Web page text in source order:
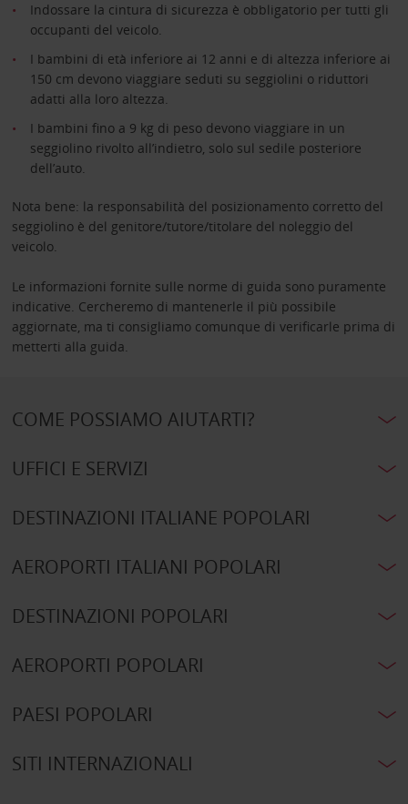
Indossare la cintura di sicurezza è obbligatorio per tutti gli
occupanti del veicolo.
I bambini di età inferiore ai 12 anni e di altezza inferiore ai
150 cm devono viaggiare seduti su seggiolini o riduttori
adatti alla loro altezza.
I bambini fino a 9 kg di peso devono viaggiare in un
seggiolino rivolto all’indietro, solo sul sedile posteriore
dell’auto.
Nota bene: la responsabilità del posizionamento corretto del
seggiolino è del genitore/tutore/titolare del noleggio del
veicolo.
Le informazioni fornite sulle norme di guida sono puramente
indicative. Cercheremo di mantenerle il più possibile
aggiornate, ma ti consigliamo comunque di verificarle prima di
metterti alla guida.
COME POSSIAMO AIUTARTI?
UFFICI E SERVIZI
DESTINAZIONI ITALIANE POPOLARI
AEROPORTI ITALIANI POPOLARI
DESTINAZIONI POPOLARI
AEROPORTI POPOLARI
PAESI POPOLARI
SITI INTERNAZIONALI